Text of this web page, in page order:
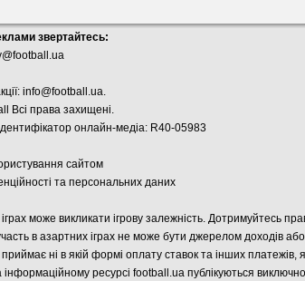
звертайтесь:
info@football.ua.
Всі права захищені.
дентифікатор онлайн-медіа: R40-05983
сайтом
та персональних даних
може викликати ігрову залежність. Дотримуйтесь
в азартних іграх не може бути джерелом доходів
ні в якій формі оплату ставок та інших платежів,
ресурсі football.ua публікуються